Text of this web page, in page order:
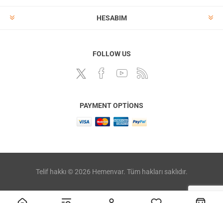
HESABIM
FOLLOW US
PAYMENT OPTIONS
Telif hakkı © 2026 Hemenvar. Tüm hakları saklıdır.